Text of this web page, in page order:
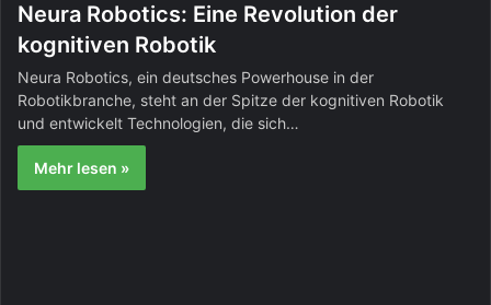
Neura Robotics: Eine Revolution der
kognitiven Robotik
Neura Robotics, ein deutsches Powerhouse in der
Robotikbranche, steht an der Spitze der kognitiven Robotik
und entwickelt Technologien, die sich…
Mehr lesen »